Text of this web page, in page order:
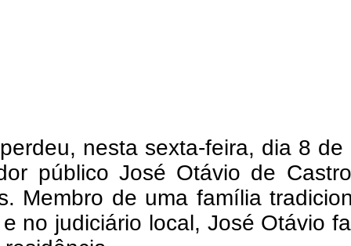
nesta sexta-feira, dia 8 de
público José Otávio de
Membro de uma família
no judiciário local, José Otávio